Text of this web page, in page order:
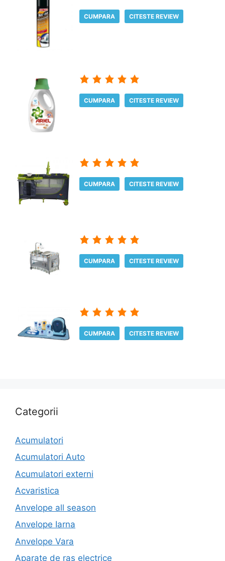
CUMPARA CITESTE REVIEW
CUMPARA CITESTE REVIEW
CUMPARA CITESTE REVIEW
CUMPARA CITESTE REVIEW
CUMPARA CITESTE REVIEW
Categorii
Acumulatori
Acumulatori Auto
Acumulatori externi
Acvaristica
Anvelope all season
Anvelope Iarna
Anvelope Vara
Aparate de ras electrice